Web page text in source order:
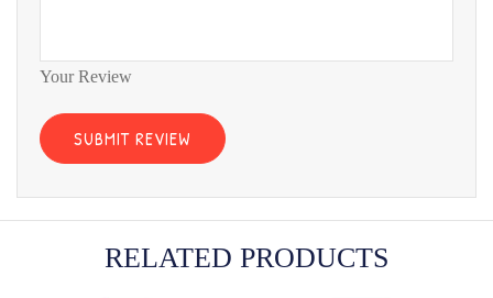
Your Review
RELATED PRODUCTS